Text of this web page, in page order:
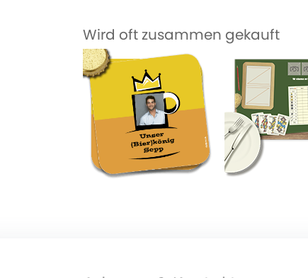
Wird oft zusammen gekauft